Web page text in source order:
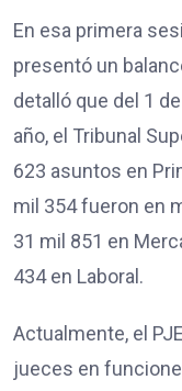
En esa primera
presentó un
detalló que del 1
año, el Tribunal
623 asuntos en
mil 354 fueron en
31 mil 851 en
434 en Laboral.
Actualmente, el
jueces en